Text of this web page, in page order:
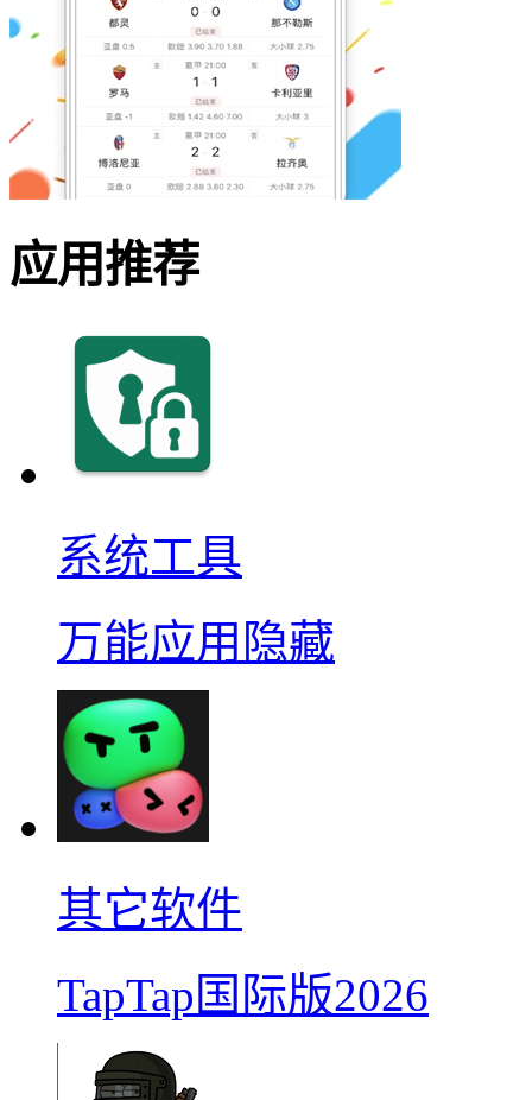
应用推荐
系统工具
万能应用隐藏
其它软件
TapTap国际版2026